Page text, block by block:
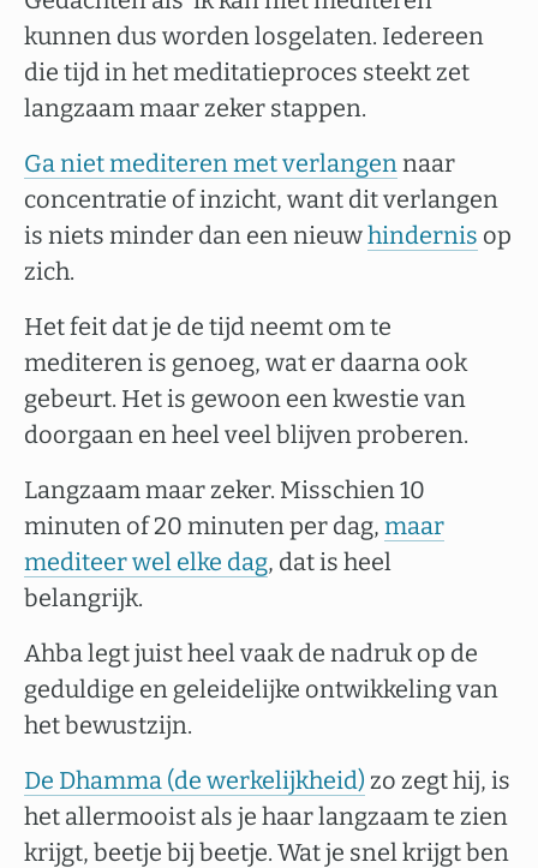
kunnen dus worden losgelaten. Iedereen
die tijd in het meditatieproces steekt zet
langzaam maar zeker stappen.
Ga niet mediteren met verlangennaar
concentratie of inzicht, want dit verlangen
is niets minder dan een nieuwhindernis op
zich.
Het feit dat je de tijd neemt om te
mediteren is genoeg, wat er daarna ook
gebeurt. Het is gewoon een kwestie van
doorgaan en heel veel blijven proberen.
Langzaam maar zeker. Misschien 10
minuten of 20 minuten per dag, maar
mediteer wel elke dag, dat is heel
belangrijk.
Ahba legt juist heel vaak de nadruk op de
geduldige en geleidelijke ontwikkeling van
het bewustzijn.
De Dhamma (de werkelijkheid) zo zegt hij, is
het allermooist als je haar langzaam te zien
krijgt, beetje bij beetje. Wat je snel krijgt ben